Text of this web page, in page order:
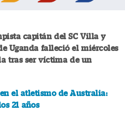
capitán del SC Villa y
Uganda falleció el miércoles
tras ser víctima de un
el atletismo de Australia:
21 años